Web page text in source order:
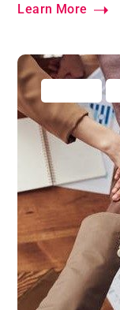
Learn More